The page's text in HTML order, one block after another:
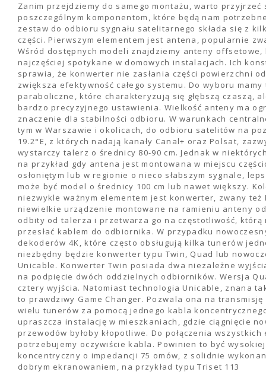
Zanim przejdziemy do samego montażu, warto przyjrzeć
poszczególnym komponentom, które będą nam
zestaw do odbioru sygnału satelitarnego składa się z
części. Pierwszym elementem jest antena, popularnie
Wśród dostępnych modeli znajdziemy anteny offsetowe,
najczęściej spotykane w domowych instalacjach. Ich
sprawia, że konwerter nie zasłania części powierzchni
zwiększa efektywność całego systemu. Do wyboru
paraboliczne, które charakteryzują się głębszą czaszą,
bardzo precyzyjnego ustawienia. Wielkość anteny ma
znaczenie dla stabilności odbioru. W warunkach
tym w Warszawie i okolicach, do odbioru satelitów na
19.2°E, z których nadają kanały Canal+ oraz Polsat,
wystarczy talerz o średnicy 80-90 cm. Jednak w
na przykład gdy antena jest montowana w miejscu
osłoniętym lub w regionie o nieco słabszym sygnale,
może być model o średnicy 100 cm lub nawet większy.
niezwykle ważnym elementem jest konwerter, zwany też
niewielkie urządzenie montowane na ramieniu anteny
odbity od talerza i przetwarza go na częstotliwość, którą
przesłać kablem do odbiornika. W przypadku
dekoderów 4K, które często obsługują kilka tunerów
niezbędny będzie konwerter typu Twin, Quad lub
Unicable. Konwerter Twin posiada dwa niezależne
na podpięcie dwóch oddzielnych odbiorników. Wersja
cztery wyjścia. Natomiast technologia Unicable, znana
to prawdziwy Game Changer. Pozwala ona na transmisję
wielu tunerów za pomocą jednego kabla
upraszcza instalację w mieszkaniach, gdzie ciągnięcie
przewodów byłoby kłopotliwe. Do połączenia wszystkich
potrzebujemy oczywiście kabla. Powinien to być
koncentryczny o impedancji 75 omów, z solidnie
dobrym ekranowaniem, na przykład typu Triset 113